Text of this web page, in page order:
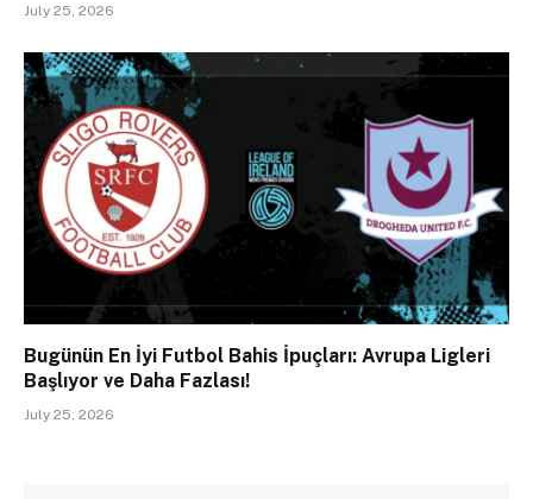
July 25, 2026
Bugünün En İyi Futbol Bahis İpuçları: Avrupa Ligleri
Başlıyor ve Daha Fazlası!
July 25, 2026